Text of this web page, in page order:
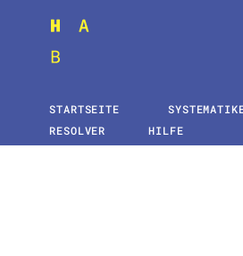
STARTSEITE
RESOLVER
HILFE